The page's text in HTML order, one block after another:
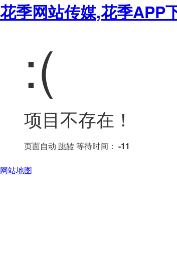
花季网站传媒,花季APP
:(
项目不存在！
页面自动 跳转等待时间： -11
网站地图